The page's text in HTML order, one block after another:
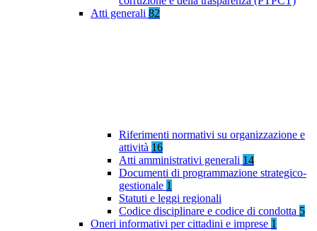
Atti generali 82
Riferimenti normativi su organizzazione e
attività 16
Atti amministrativi generali 14
Documenti di programmazione strategico-
gestionale 1
Statuti e leggi regionali
Codice disciplinare e codice di condotta 5
Oneri informativi per cittadini e imprese 1